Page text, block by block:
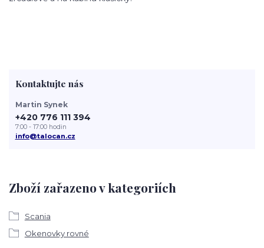
Zboží zařazeno v kategoriích
Scania
Okenovky rovné
Kontaktujte nás
Martin Synek
+420 776 111 394
7:00 - 17:00 hodin
info@talocan.cz